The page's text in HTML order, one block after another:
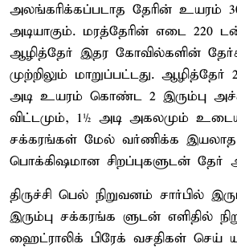
அலங்கரிக்கப்படாத தேரின் உயரம்
அடியாகும். மரத்தேரின் எடை 220
ஆழித்தேர் இதர கோவில்களின்
முற்றிலும் மாறுப்பட்டது.
அடி உயரம் கொண்ட 2 இரும்பு
விட்டமும், 1½ அடி அகலமும்
சக்கரங்கள் மேல் வர்ணிக்க
பொக்கிஷமான சிறப்புகளுடன் தேர்
திருச்சி பெல் நிறுவனம் சார்பில்
இரும்பு சக்கரங்க ளுடன் எளிதில்
ஹைட்ராலிக் பிரேக் வசதிகள் செய்